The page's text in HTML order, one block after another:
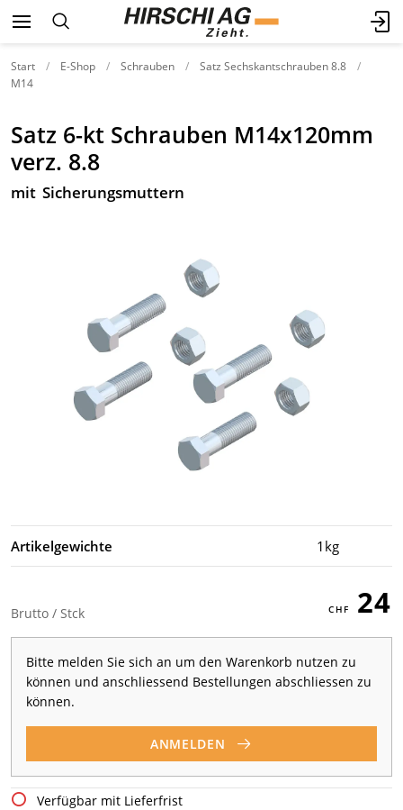
Start E-Shop Schrauben
Satz Sechskantschrauben 8.8
M14
Satz 6-kt Schrauben M14x120mm
verz. 8.8
mit Sicherungsmuttern
Artikelgewichte 1kg
Brutto / Stck 24
Bitte melden Sie sich an um den Warenkorb nutzen zu
können und anschliessend Bestellungen abschliessen zu
können.
ANMELDEN
Verfügbar mit Lieferfrist